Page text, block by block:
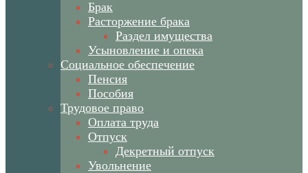
Брак
Расторжение брака
Раздел имущества
Усыновление и опека
Социальное обеспечение
Пенсия
Пособия
Трудовое право
Оплата труда
Отпуск
Декретный отпуск
Увольнение